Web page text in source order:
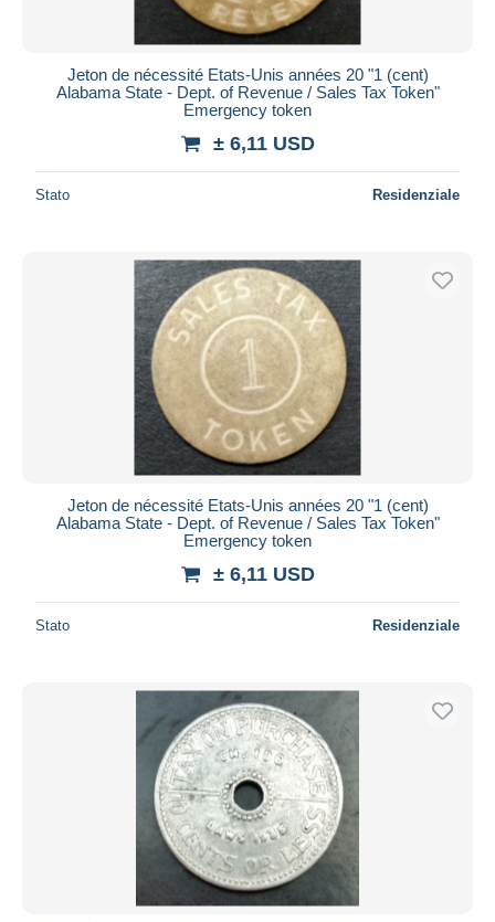
Jeton de nécessité Etats-Unis années 20 "1 (cent)
Alabama State - Dept. of Revenue / Sales Tax Token"
Emergency token
± 6,11 USD
Stato Residenziale
Jeton de nécessité Etats-Unis années 20 "1 (cent)
Alabama State - Dept. of Revenue / Sales Tax Token"
Emergency token
± 6,11 USD
Stato Residenziale